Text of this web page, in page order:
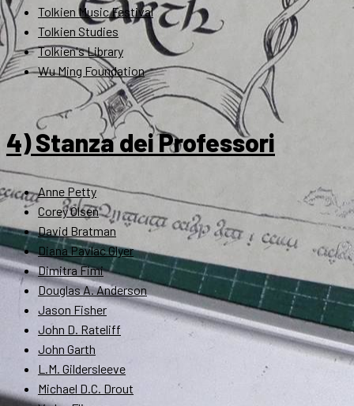
Tolkien Music Festival
Tolkien Studies
Tolkien's Library
Wu Ming Foundation
4) Stanza dei Professori
Anne Petty
Corey Olsen
David Bratman
Diana Pavlac Glyer
Dimitra Fimi
Douglas A. Anderson
Jason Fisher
John D. Rateliff
John Garth
L.M. Gildersleeve
Michael D.C. Drout